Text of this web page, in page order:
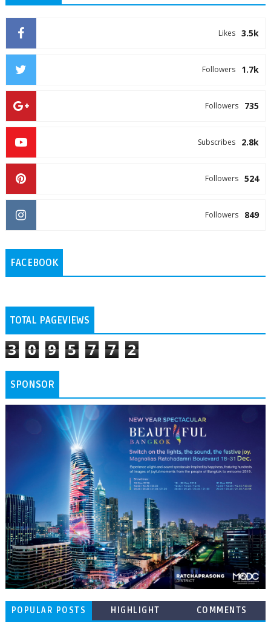
3.5k
Likes
1.7k
Followers
735
Followers
2.8k
Subscribes
524
Followers
849
Followers
FACEBOOK
TOTAL PAGEVIEWS
3 0 9 5 7 7 2
SPONSOR
POPULAR POSTS HIGHLIGHT COMMENTS